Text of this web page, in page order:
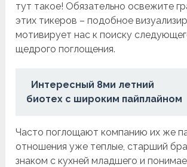
тут такое! Обязательно освежите
этих тикеров – подобное
мотивирует нас к поиску
щедрого поглощения.
Интересный 8ми летний
биотех с широким пайплайном
Часто поглощают компанию их же
отношения уже теплые, старший
знаком с кухней младшего и